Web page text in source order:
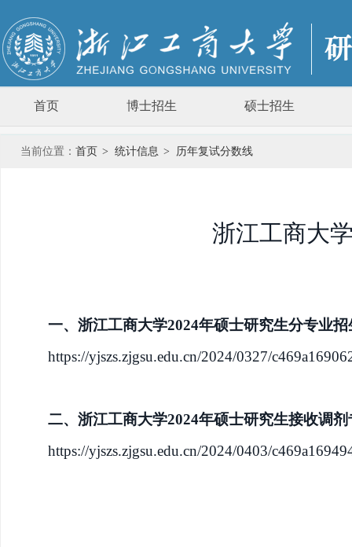
首页 博士招生 硕士招生
当前位置： 首页 > 统计信息 > 历年复试分数线
浙江工商大
一、浙江工商大学2024年硕士研究生分专业
https://yjszs.zjgsu.edu.cn/2024/0327/
二、 浙江工商大学2024年硕士研究生接收调
https://yjszs.zjgsu.edu.cn/2024/0403/